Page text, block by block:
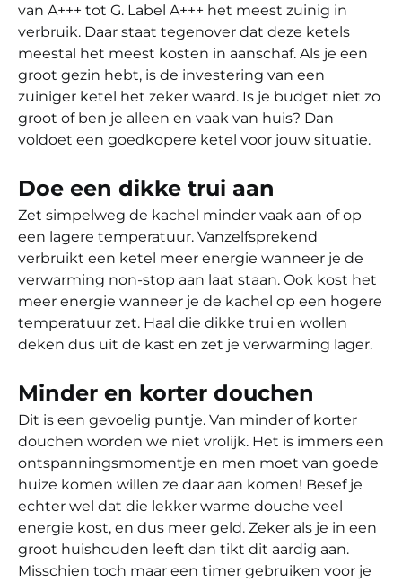
van A+++ tot G. Label A+++ het meest zuinig in
verbruik. Daar staat tegenover dat deze ketels
meestal het meest kosten in aanschaf. Als je een
groot gezin hebt, is de investering van een
zuiniger ketel het zeker waard. Is je budget niet zo
groot of ben je alleen en vaak van huis? Dan
voldoet een goedkopere ketel voor jouw situatie.
Doe een dikke trui aan
Zet simpelweg de kachel minder vaak aan of op
een lagere temperatuur. Vanzelfsprekend
verbruikt een ketel meer energie wanneer je de
verwarming non-stop aan laat staan. Ook kost het
meer energie wanneer je de kachel op een hogere
temperatuur zet. Haal die dikke trui en wollen
deken dus uit de kast en zet je verwarming lager.
Minder en korter douchen
Dit is een gevoelig puntje. Van minder of korter
douchen worden we niet vrolijk. Het is immers een
ontspanningsmomentje en men moet van goede
huize komen willen ze daar aan komen! Besef je
echter wel dat die lekker warme douche veel
energie kost, en dus meer geld. Zeker als je in een
groot huishouden leeft dan tikt dit aardig aan.
Misschien toch maar een timer gebruiken voor je